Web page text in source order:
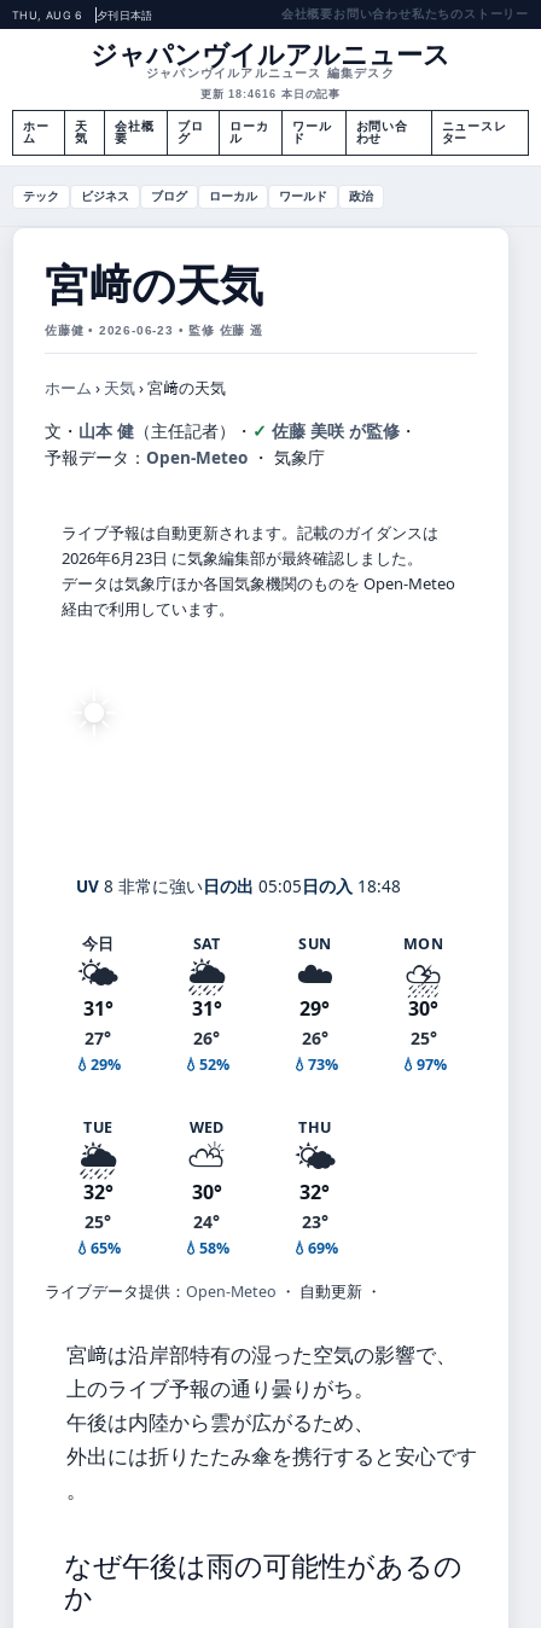
THU, AUG 6 夕刊日本語 会社概要お問い合わせ私たちのストーリー
ジャパンヴイルアルニュース
ジャパンヴイルアルニュース 編集デスク
更新 18:4616 本日の記事
ホー
ム
天
気
会社概
要
ブロ
グ
ローカ
ル
ワール
ド
お問い合
わせ
ニュースレ
ター
テック ビジネス ブログ ローカル ワールド 政治
宮﨑の天気
佐藤健 • 2026-06-23 • 監修 佐藤 遥
ホーム › 天気›宮﨑の天気
文・ 山本 健 （主任記者） ・ 佐藤 美咲 が監修 ・
予報データ： Open-Meteo ・ 気象庁
ライブ予報は自動更新されます。記載のガイダンスは
2026年6月23日 に気象編集部が最終確認しました。
データは気象庁ほか各国気象機関のものを Open-Meteo
経由で利用しています。
☀️
UV 8 非常に強い日の出 05:05日の入 18:48
今日
🌤️
31°
27°
💧29%
SAT
🌦️
31°
26°
💧52%
SUN
☁️
29°
26°
💧73%
MON
⛈️
30°
25°
💧97%
TUE
🌦️
32°
25°
💧65%
WED
⛅
30°
24°
💧58%
THU
🌤️
32°
23°
💧69%
ライブデータ提供： Open-Meteo ・ 自動更新 ・
宮﨑は沿岸部特有の湿った空気の影響で、
上のライブ予報の通り曇りがち。
午後は内陸から雲が広がるため、
外出には折りたたみ傘を携行すると安心です
。
なぜ午後は雨の可能性があるの
か